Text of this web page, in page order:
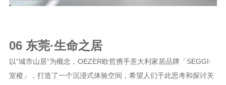
06 东莞·生命之居
以“城市山居”为概念，OEZER欧哲携手意大利家居品牌「SEGGI·
室稷」，打造了一个沉浸式体验空间，希望人们于此思考和探讨关